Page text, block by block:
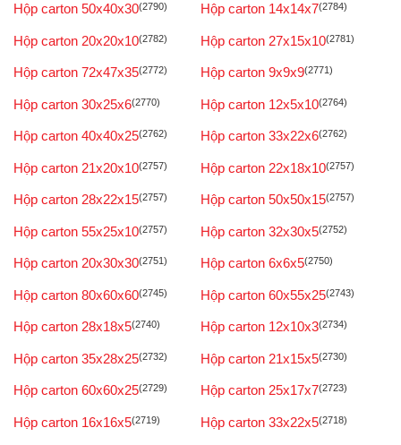
Hộp carton 50x40x30(2790) Hộp carton 14x14x7(2784)
Hộp carton 20x20x10(2782) Hộp carton 27x15x10(2781)
Hộp carton 72x47x35(2772) Hộp carton 9x9x9(2771)
Hộp carton 30x25x6(2770) Hộp carton 12x5x10(2764)
Hộp carton 40x40x25(2762) Hộp carton 33x22x6(2762)
Hộp carton 21x20x10(2757) Hộp carton 22x18x10(2757)
Hộp carton 28x22x15(2757) Hộp carton 50x50x15(2757)
Hộp carton 55x25x10(2757) Hộp carton 32x30x5(2752)
Hộp carton 20x30x30(2751) Hộp carton 6x6x5(2750)
Hộp carton 80x60x60(2745) Hộp carton 60x55x25(2743)
Hộp carton 28x18x5(2740) Hộp carton 12x10x3(2734)
Hộp carton 35x28x25(2732) Hộp carton 21x15x5(2730)
Hộp carton 60x60x25(2729) Hộp carton 25x17x7(2723)
Hộp carton 16x16x5(2719) Hộp carton 33x22x5(2718)